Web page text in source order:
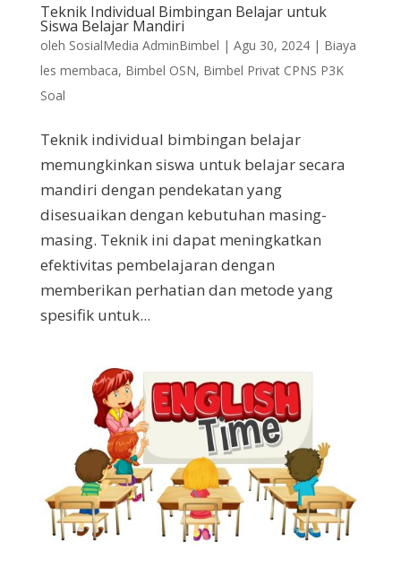
Teknik Individual Bimbingan Belajar untuk
Siswa Belajar Mandiri
oleh SosialMedia AdminBimbel | Agu 30, 2024| Biaya
les membaca, Bimbel OSN, Bimbel Privat CPNS P3K
Soal
Teknik individual bimbingan belajar
memungkinkan siswa untuk belajar secara
mandiri dengan pendekatan yang
disesuaikan dengan kebutuhan masing-
masing. Teknik ini dapat meningkatkan
efektivitas pembelajaran dengan
memberikan perhatian dan metode yang
spesifik untuk...